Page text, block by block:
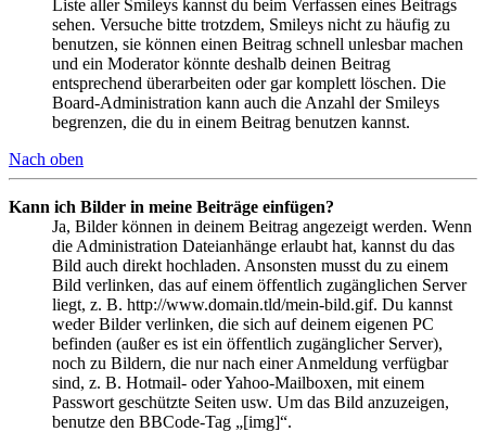
Liste aller Smileys kannst du beim Verfassen eines Beitrags
sehen. Versuche bitte trotzdem, Smileys nicht zu häufig zu
benutzen, sie können einen Beitrag schnell unlesbar machen
und ein Moderator könnte deshalb deinen Beitrag
entsprechend überarbeiten oder gar komplett löschen. Die
Board-Administration kann auch die Anzahl der Smileys
begrenzen, die du in einem Beitrag benutzen kannst.
Nach oben
Kann ich Bilder in meine Beiträge einfügen?
Ja, Bilder können in deinem Beitrag angezeigt werden. Wenn
die Administration Dateianhänge erlaubt hat, kannst du das
Bild auch direkt hochladen. Ansonsten musst du zu einem
Bild verlinken, das auf einem öffentlich zugänglichen Server
liegt, z. B. http://www.domain.tld/mein-bild.gif. Du kannst
weder Bilder verlinken, die sich auf deinem eigenen PC
befinden (außer es ist ein öffentlich zugänglicher Server),
noch zu Bildern, die nur nach einer Anmeldung verfügbar
sind, z. B. Hotmail- oder Yahoo-Mailboxen, mit einem
Passwort geschützte Seiten usw. Um das Bild anzuzeigen,
benutze den BBCode-Tag „[img]“.